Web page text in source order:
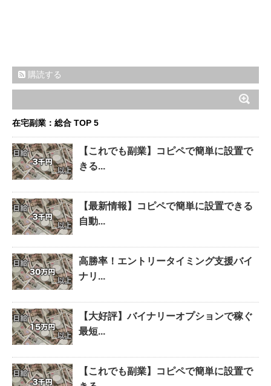
購読する
在宅副業：総合 TOP 5
【これでも副業】コピペで簡単に設置で
きる...
【最新情報】コピペで簡単に設置できる
自動...
高勝率！エントリータイミング支援バイ
ナリ...
【大好評】バイナリーオプションで稼ぐ
最短...
【これでも副業】コピペで簡単に設置で